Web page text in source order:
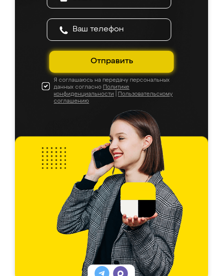
Отправить
Я соглашаюсь на передачу персональных
данных согласно Политике
конфиденциальности
Пользовательскому
соглашению